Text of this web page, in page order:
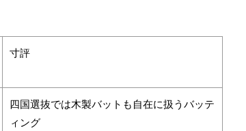
寸評
四国選抜では木製バットも自在に扱うバッテ
ィング